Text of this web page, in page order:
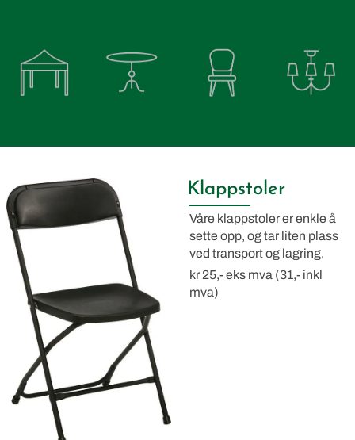
Klappstoler
Våre klappstoler er enkle å
sette opp, og tar liten plass
ved transport og lagring.
kr 25,- eks mva (31,- inkl
mva)